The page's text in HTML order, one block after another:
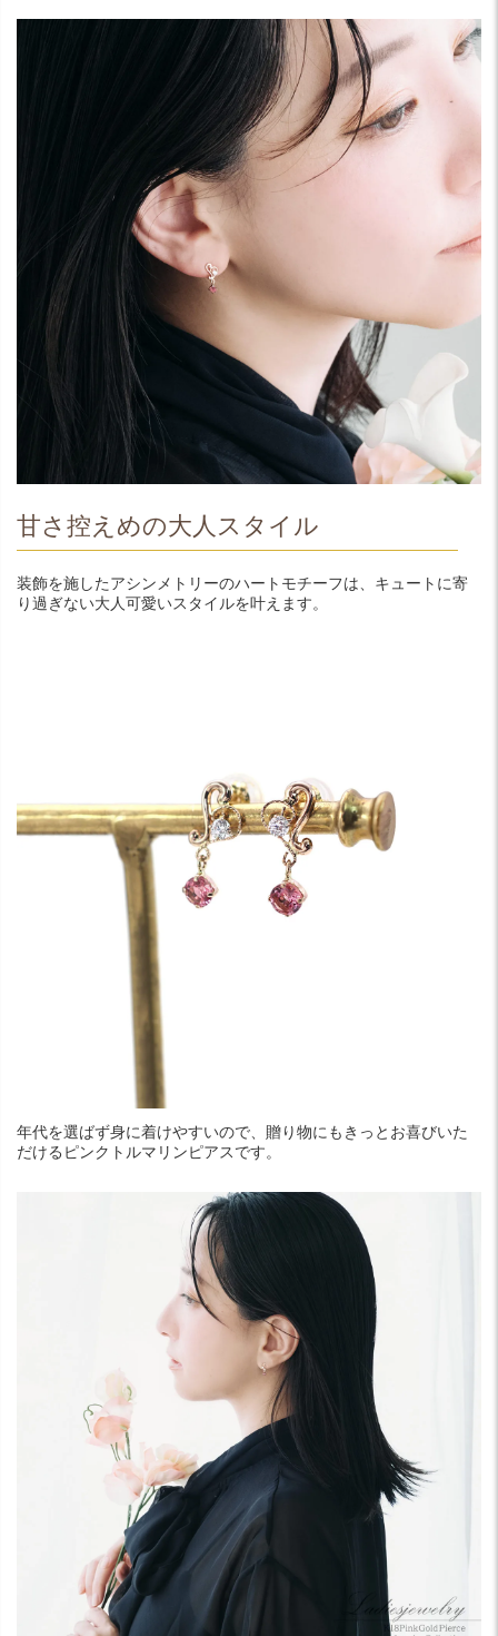
甘さ控えめの大人スタイル
装飾を施したアシンメトリーのハートモチーフは、キュートに寄
り過ぎない大人可愛いスタイルを叶えます。
年代を選ばず身に着けやすいので、贈り物にもきっとお喜びいた
だけるピンクトルマリンピアスです。